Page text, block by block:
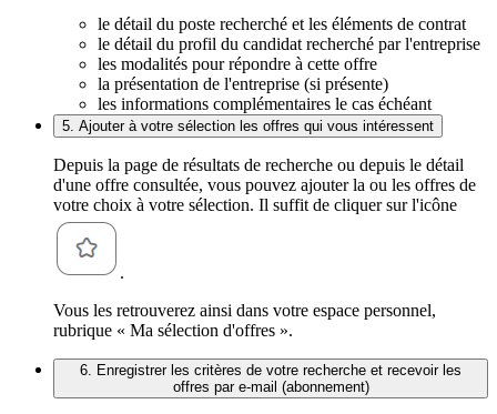
le détail du poste recherché et les éléments de contrat
le détail du profil du candidat recherché par l'entreprise
les modalités pour répondre à cette offre
la présentation de l'entreprise (si présente)
les informations complémentaires le cas échéant
5. Ajouter à votre sélection les offres qui vous intéressent
Depuis la page de résultats de recherche ou depuis le détail
d'une offre consultée, vous pouvez ajouter la ou les offres de
votre choix à votre sélection. Il suffit de cliquer sur l'icône
.
Vous les retrouverez ainsi dans votre espace personnel,
rubrique « Ma sélection d'offres ».
6. Enregistrer les critères de votre recherche et recevoir les
offres par e-mail (abonnement)